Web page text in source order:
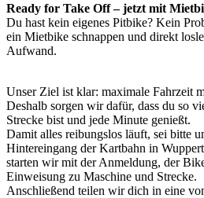
Ready for Take Off – jetzt mit
Du hast kein eigenes Pitbike? Kein
ein Mietbike schnappen und direkt
Aufwand.
Unser Ziel ist klar: maximale Fahrzeit
Deshalb sorgen wir dafür, dass du so
Strecke bist und jede Minute genießt.
Damit alles reibungslos läuft, sei bitte
Hintereingang der Kartbahn in
starten wir mit der Anmeldung, der
Einweisung zu Maschine und Strecke.
Anschließend teilen wir dich in eine